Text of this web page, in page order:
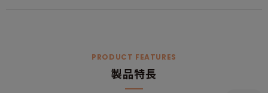
PRODUCT FEATURES
製品特長